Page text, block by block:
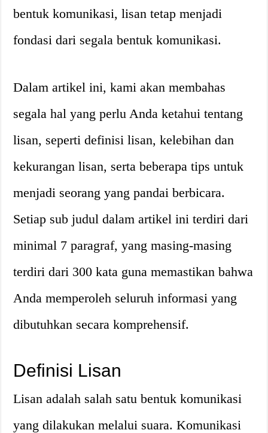
bentuk komunikasi, lisan tetap menjadi
fondasi dari segala bentuk komunikasi.
Dalam artikel ini, kami akan membahas
segala hal yang perlu Anda ketahui tentang
lisan, seperti definisi lisan, kelebihan dan
kekurangan lisan, serta beberapa tips untuk
menjadi seorang yang pandai berbicara.
Setiap sub judul dalam artikel ini terdiri dari
minimal 7 paragraf, yang masing-masing
terdiri dari 300 kata guna memastikan bahwa
Anda memperoleh seluruh informasi yang
dibutuhkan secara komprehensif.
Definisi Lisan
Lisan adalah salah satu bentuk komunikasi
yang dilakukan melalui suara. Komunikasi